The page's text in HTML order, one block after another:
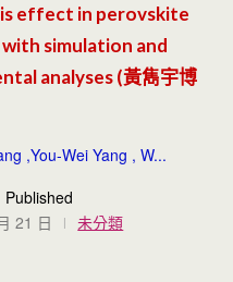
effect in perovskite
simulation and
analyses (黃雋宇博
,You‑Wei Yang , W...
Published
21 日
未分類